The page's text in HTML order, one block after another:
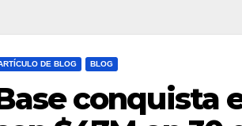
DE BLOG BLOG
conquista